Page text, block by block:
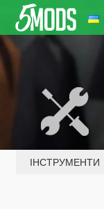
ІНСТРУМЕНТИ